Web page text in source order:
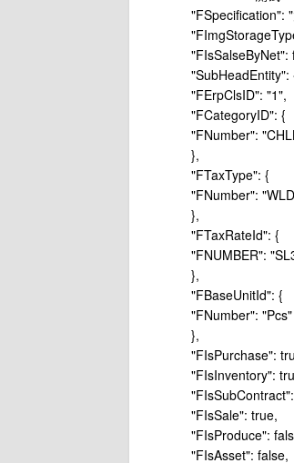
"FSpecification":
"FIsSalseByNet":
"SubHeadEntity":
"FErpClsID": "1",
"FCategoryID": {
"FNumber":
},
"FTaxType": {
"FNumber":
},
"FTaxRateId": {
"FNUMBER":
},
"FBaseUnitId": {
"FNumber": "Pcs"
},
"FIsPurchase":
"FIsInventory":
"FIsSale": true,
"FIsProduce":
"FIsAsset": false,